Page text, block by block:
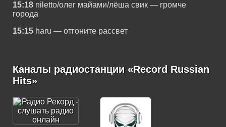
15:18 niletto/олег майами/лёша свик — громче
города
15:15 haru — отгоните рассвет
Каналы радиостанции «Record Russian
Hits»